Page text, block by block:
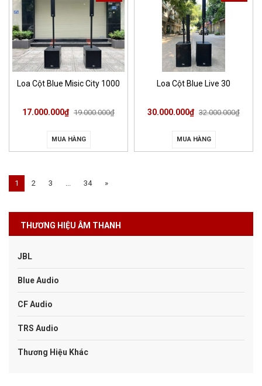
Loa Cột Blue Misic City 1000
17.000.000₫ 19.000.000₫
MUA HÀNG
Loa Cột Blue Live 30
30.000.000₫ 32.000.000₫
MUA HÀNG
1 2 3 ... 34 »
THƯƠNG HIỆU ÂM THANH
JBL
Blue Audio
CF Audio
TRS Audio
Thương Hiệu Khác